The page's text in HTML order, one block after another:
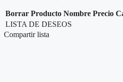
Borrar Producto Nombre Precio
LISTA DE DESEOS
Compartir lista